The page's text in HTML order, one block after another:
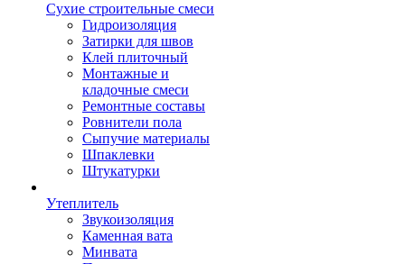
Сухие строительные смеси
Гидроизоляция
Затирки для швов
Клей плиточный
Монтажные и
кладочные смеси
Ремонтные составы
Ровнители пола
Сыпучие материалы
Шпаклевки
Штукатурки
Утеплитель
Звукоизоляция
Каменная вата
Минвата